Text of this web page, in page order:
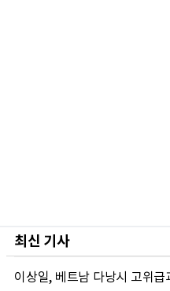
최신 기사